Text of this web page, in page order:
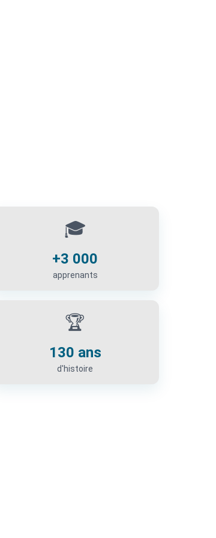
🎓
+3 000
apprenants
🏆
130 ans
d'histoire